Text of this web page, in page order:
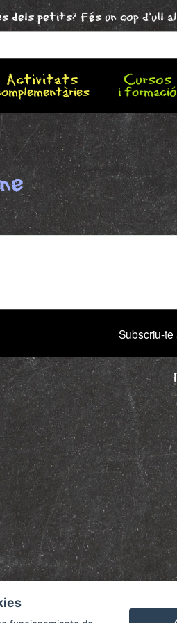
dels petits? Fés un cop d'ull
Activitats Cursos
i formació
Subscriu-